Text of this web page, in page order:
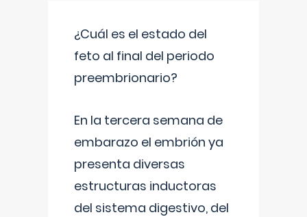
¿Cuál es el estado del
feto al final del periodo
preembrionario?
En la tercera semana de
embarazo el embrión ya
presenta diversas
estructuras inductoras
del sistema digestivo, del